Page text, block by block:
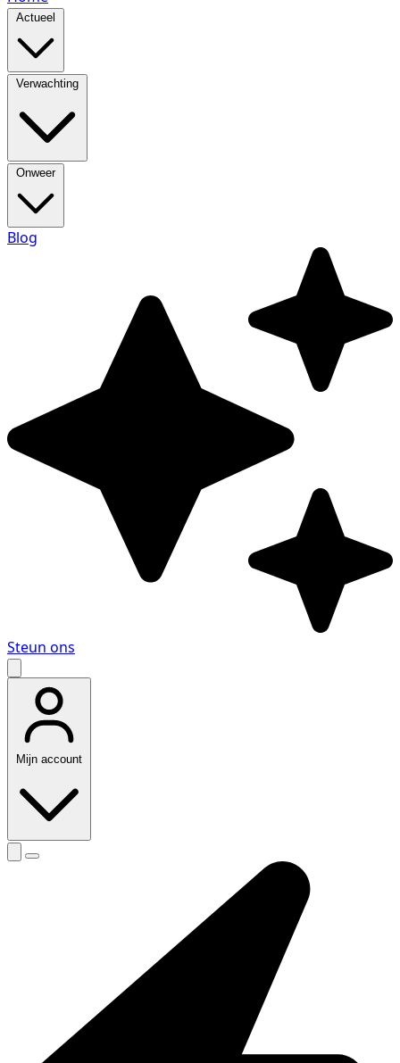
Actueel
Verwachting
Onweer
Blog
Steun ons
Mijn account